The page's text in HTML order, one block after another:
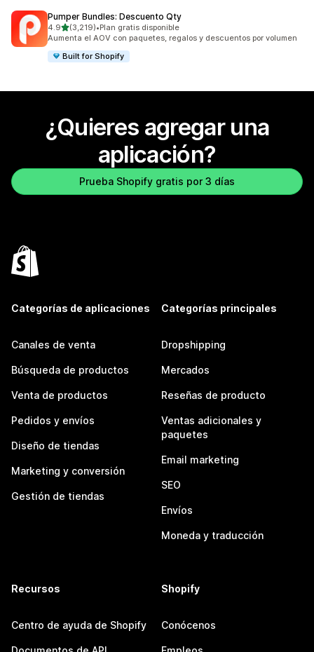
Pumper Bundles: Descuento Qty
4.9de 5 estrellas
(3,219)
3219 reseñas en total
•Plan gratis disponible
Aumenta el AOV con paquetes, regalos y descuentos por volumen
Built for Shopify
¿Quieres agregar una
aplicación?
Prueba Shopify gratis por 3 días
Categorías de aplicaciones
Canales de venta
Búsqueda de productos
Venta de productos
Pedidos y envíos
Diseño de tiendas
Marketing y conversión
Gestión de tiendas
Categorías principales
Dropshipping
Mercados
Reseñas de producto
Ventas adicionales y
paquetes
Email marketing
SEO
Envíos
Moneda y traducción
Recursos
Centro de ayuda de Shopify
Shopify
Conócenos